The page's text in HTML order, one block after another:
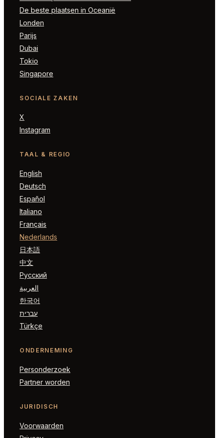
De beste plaatsen in Oceanië
Londen
Parijs
Dubai
Tokio
Singapore
SOCIALE ZAKEN
X
Instagram
TAAL & REGIO
English
Deutsch
Español
Italiano
Français
Nederlands
日本語
中文
Русский
العربية
한국어
עברית
Türkçe
ONDERNEMING
Personderzoek
Partner worden
JURIDISCH
Voorwaarden